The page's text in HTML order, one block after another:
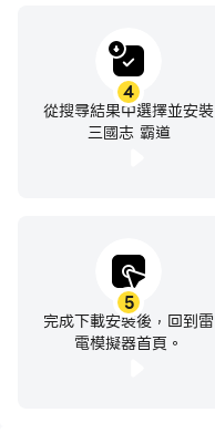
4
從搜尋結果中選擇並安裝
三國志 霸道
5
完成下載安裝後，回到雷
電模擬器首頁。